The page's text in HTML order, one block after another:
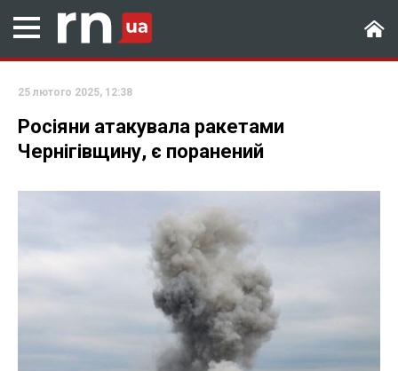
25 лютого 2025, 12:38
Росіяни атакувала ракетами
Чернігівщину, є поранений